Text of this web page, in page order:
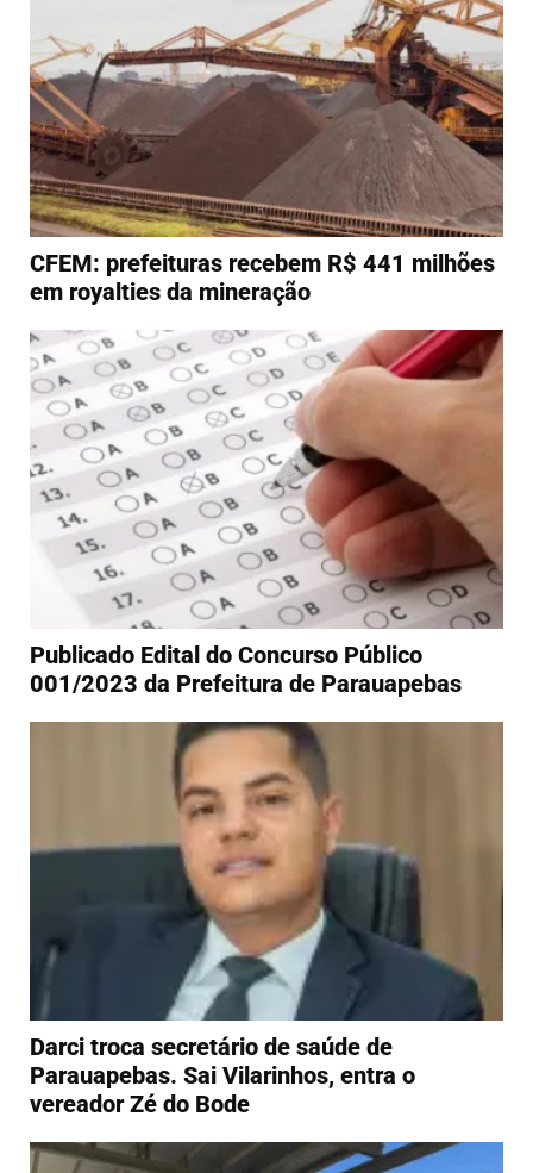
CFEM: prefeituras recebem R$ 441 milhões
em royalties da mineração
Publicado Edital do Concurso Público
001/2023 da Prefeitura de Parauapebas
Darci troca secretário de saúde de
Parauapebas. Sai Vilarinhos, entra o
vereador Zé do Bode